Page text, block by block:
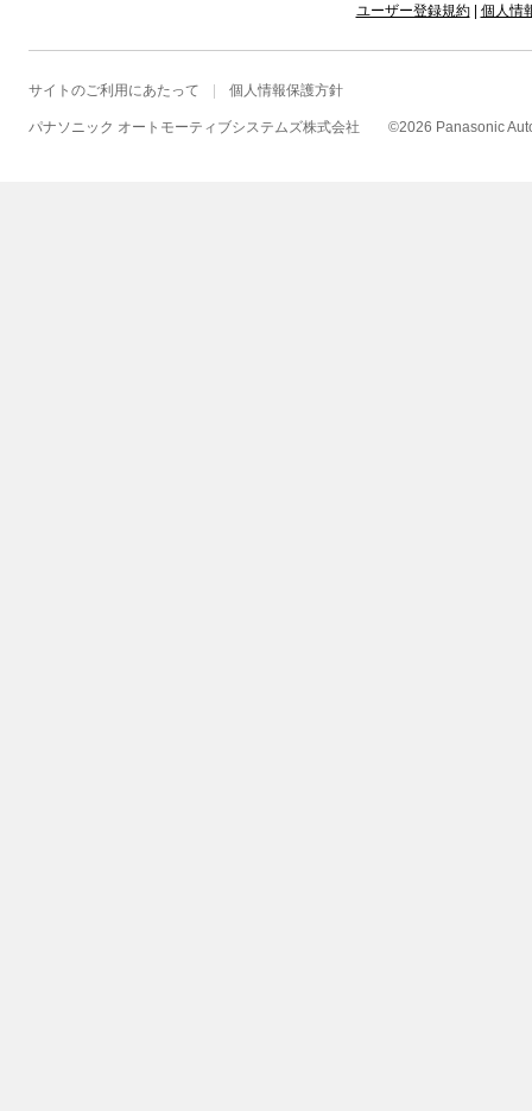
ユーザー登録規約| 個人情
サイトのご利用にあたって 個人情報保護方針
パナソニック オートモーティブシステムズ株式会社 ©2026 Panasonic